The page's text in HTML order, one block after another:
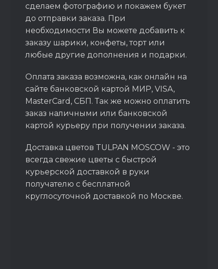
сделаем фотографию и покажем букет
до отправки заказа. При
необходимости Вы можете добавить к
заказу шарики, конфеты, торт или
любые другие дополнения и подарки.
Оплата заказа возможна, как онлайн на
сайте банковской картой МИР, VISA,
MasterCard, СБП. Так же можно оплатить
заказ наличными или банковской
картой курьеру при получении заказа.
Доставка цветов TULPAN MOSCOW - это
всегда свежие цветы с быстрой
курьерской доставкой в руки
получателю с бесплатной
круглосуточной доставкой по Москве.